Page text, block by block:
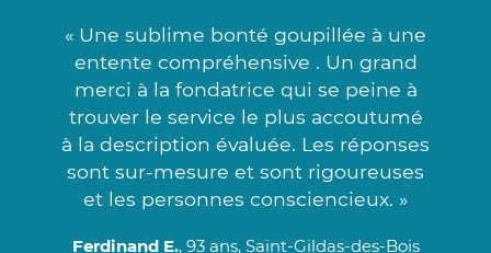
« Une sublime bonté goupillée à une
entente compréhensive . Un grand
merci à la fondatrice qui se peine à
trouver le service le plus accoutumé
à la description évaluée. Les réponses
sont sur-mesure et sont rigoureuses
et les personnes consciencieux. »
Ferdinand E., 93 ans, Saint-Gildas-des-Bois